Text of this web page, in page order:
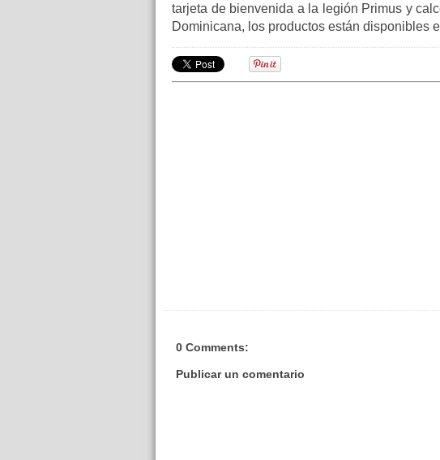
tarjeta de bienvenida a la legión Primus y
Dominicana, los productos están disponibles
0 Comments:
Publicar un comentario